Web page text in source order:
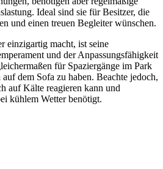
Ideal sind sie für Besitzer, die
und einen treuen Begleiter wünschen.
einzigartig macht, ist seine
und der Anpassungsfähigkeit
für Spaziergänge im Park
dem Sofa zu haben. Beachte jedoch,
auf Kälte reagieren kann und
kühlem Wetter benötigt.